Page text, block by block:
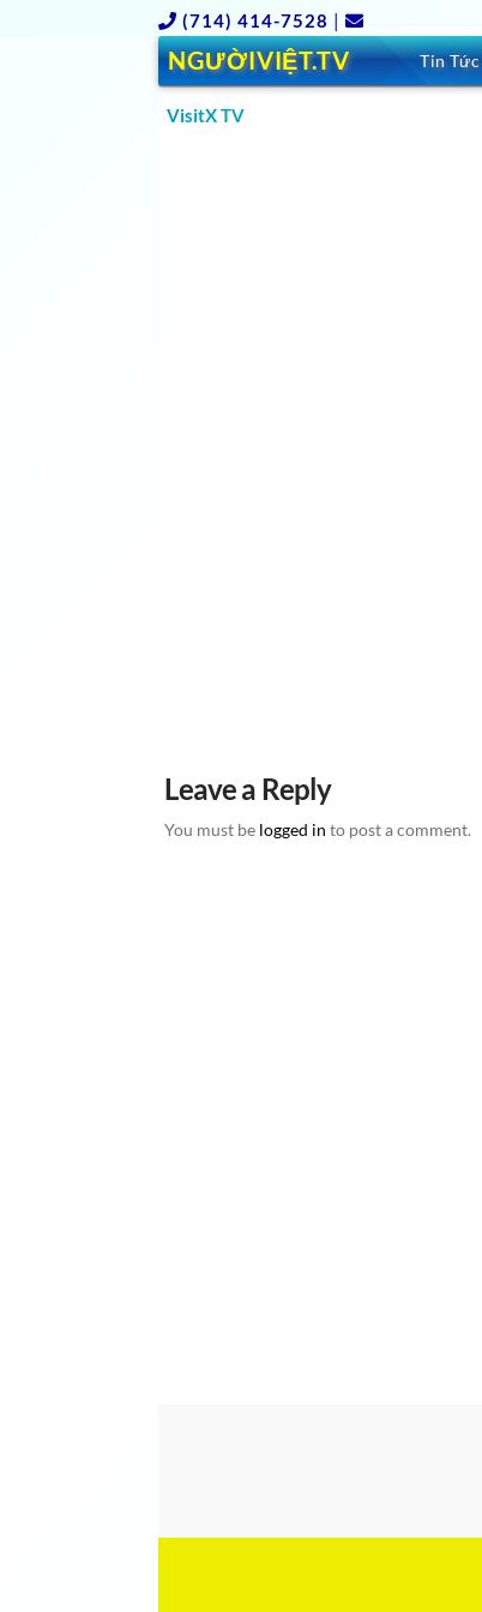
(714) 414-7528 |
NGƯỜIVIỆT.TV Tin Tức
VisitX TV
Leave a Reply
You must be logged in to post a comment.